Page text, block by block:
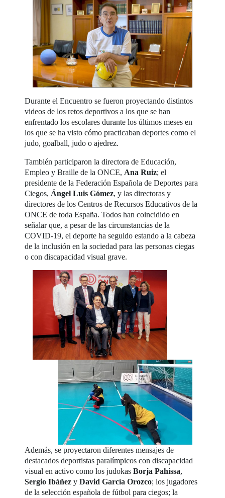
Durante el Encuentro se fueron proyectando distintos
videos de los retos deportivos a los que se han
enfrentado los escolares durante los últimos meses en
los que se ha visto cómo practicaban deportes como el
judo, goalball, judo o ajedrez.
También participaron la directora de Educación,
Empleo y Braille de la ONCE,Ana Ruiz; el
presidente de la Federación Española de Deportes para
Ciegos,Ángel Luis Gómez, y las directoras y
directores de los Centros de Recursos Educativos de la
ONCE de toda España. Todos han coincidido en
señalar que, a pesar de las circunstancias de la
COVID-19, el deporte ha seguido estando a la cabeza
de la inclusión en la sociedad para las personas ciegas
o con discapacidad visual grave.
Además, se proyectaron diferentes mensajes de
destacados deportistas paralímpicos con discapacidad
visual en activo como los judokasBorja Pahissa,
Sergio Ibáñez y David García Orozco; los jugadores
de la selección española de fútbol para ciegos; la